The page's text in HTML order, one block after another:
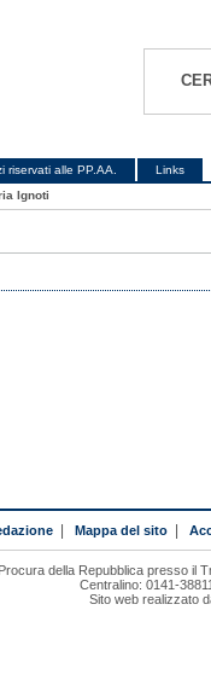
riservati alle PP.AA.
Links
Ignoti
| Mappa del sito|
Procura della Repubblica presso il
Centralino: 0141-
Sito web realizzato